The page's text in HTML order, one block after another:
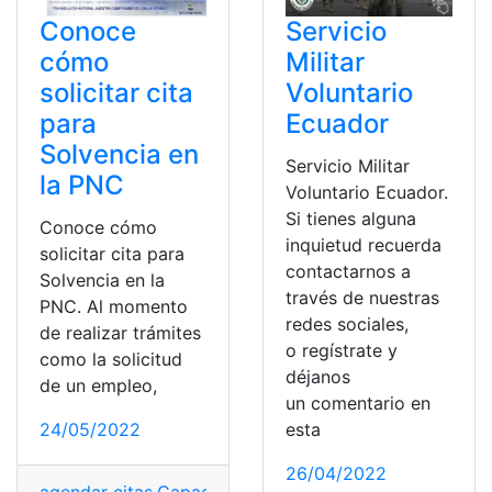
Conoce
cómo
solicitar cita
para
Solvencia en
la PNC
Conoce cómo
solicitar cita para
Solvencia en la
PNC. Al momento
de realizar trámites
como la solicitud
de un empleo,
24/05/2022
Servicio
Militar
Voluntario
Ecuador
Servicio Militar
Voluntario Ecuador.
Si tienes alguna
inquietud recuerda
contactarnos a
través de nuestras
redes sociales,
o regístrate y
déjanos
un comentario en
esta
26/04/2022